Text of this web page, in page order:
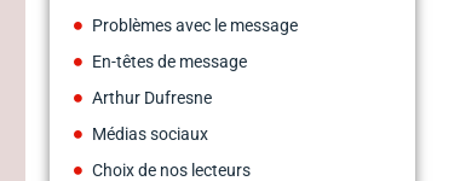
Problèmes avec le message
En-têtes de message
Arthur Dufresne
Médias sociaux
Choix de nos lecteurs